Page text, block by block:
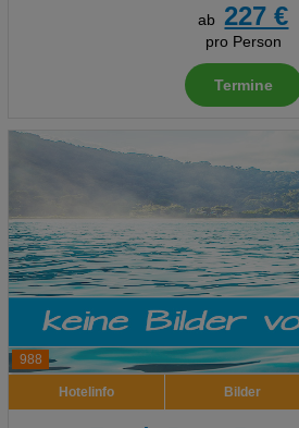
ab
227 €
pro Person
Termine
988
Hotelinfo Bilder